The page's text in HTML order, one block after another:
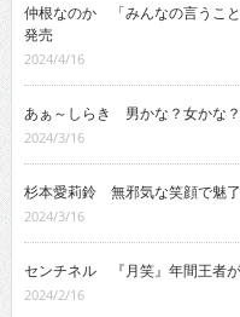
仲根なのか 「みんなの言うこ
発売
2024/4/16
あぁ～しらき 男かな？女かな？
2024/3/16
杉本愛莉鈴 無邪気な笑顔で魅了
2024/3/16
センチネル 『月笑』年間王者
2024/2/16